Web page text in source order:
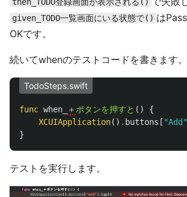
given_TODO一覧画面にいる状態で() は
OKです。
続いてwhenのテストコードを書きます。
TodoSteps.swift
func when_ ＋ ボタンを押すと ()
{
XCUIApplication() . buttons [ "Add"
}
テストを実行します。